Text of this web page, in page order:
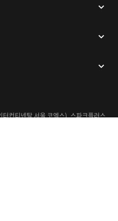
컨티넨탈 서울 코엑스), 스파크플러스